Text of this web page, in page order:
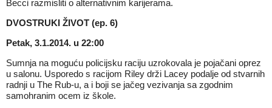
Becci razmisliti o alternativnim karijerama.
DVOSTRUKI ŽIVOT (ep. 6)
Petak, 3.1.2014. u 22:00
Sumnja na moguću policijsku raciju uzrokovala je pojačani oprez
u salonu. Usporedo s racijom Riley drži Lacey podalje od stvarnih
radnji u The Rub-u, a i boji se jačeg vezivanja sa zgodnim
samohranim ocem iz škole.